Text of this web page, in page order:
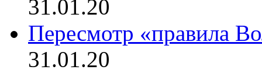
31.01.20
Пересмотр «правила
31.01.20